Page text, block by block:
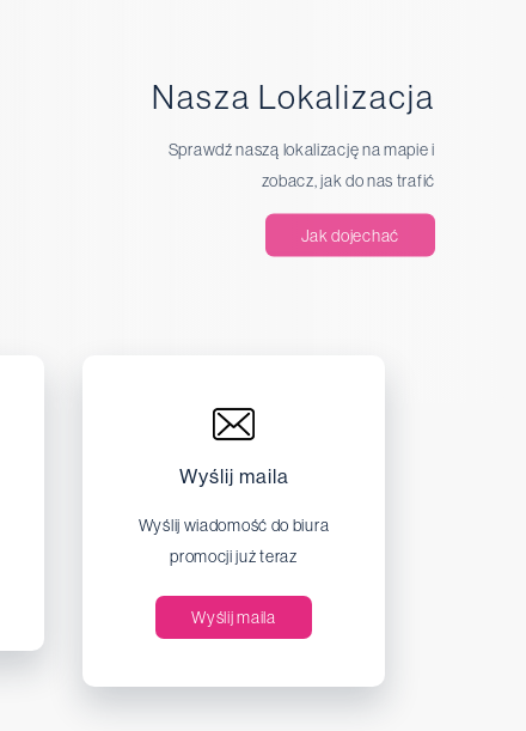
Nasza Lokalizacja
Sprawdź naszą lokalizację na mapie i
zobacz, jak do nas trafić
Jak dojechać
Wyślij maila
Wyślij wiadomość do biura
promocji już teraz
Wyślij maila